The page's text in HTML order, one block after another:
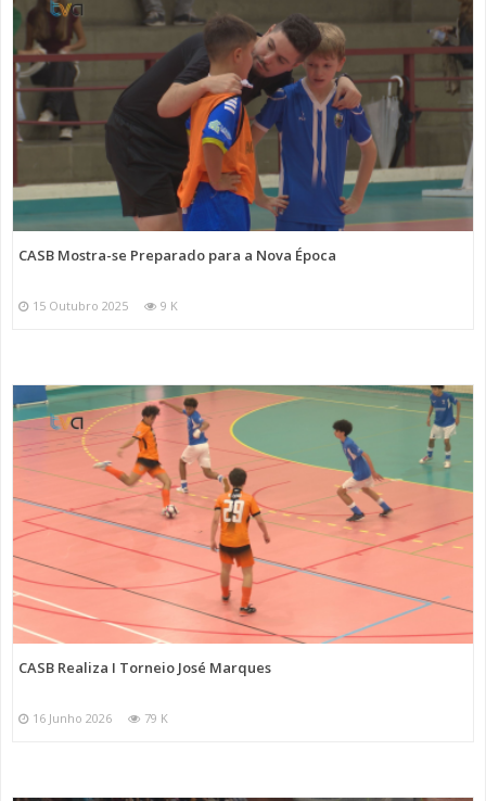
CASB Mostra-se Preparado para a Nova Época
15 Outubro 2025 9 K
CASB Realiza I Torneio José Marques
16 Junho 2026 79 K